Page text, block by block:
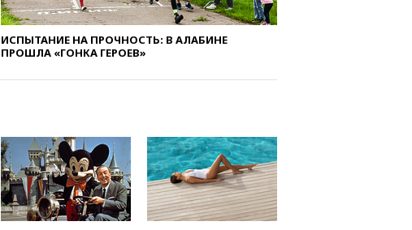
12:15Минцифры РФ не
ограничения на доступ детей
в соцсети
11:48
Жители Москвы и
Подмосковья сообщили о
громких взрывах
11:41
ТПП предлагает
изменить процедуру
банкротства для
ИСПЫТАНИЕ НА ПРОЧНОСТЬ: В АЛАБИНЕ
ПРОШЛА «ГОНКА ГЕРОЕВ»